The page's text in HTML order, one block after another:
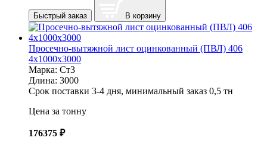
Быстрый заказ В корзину
Просечно-вытяжной лист оцинкованный (ПВЛ) 406
4х1000х3000
Марка: Ст3
Длина: 3000
Срок поставки 3-4 дня, минимальный заказ 0,5 тн
Цена за тонну
176375 ₽